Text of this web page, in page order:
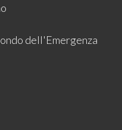
dell'Emergenza